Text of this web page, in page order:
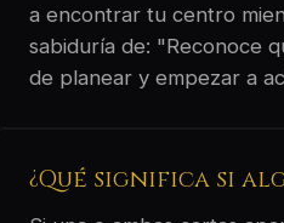
a encontrar tu centro
sabiduría de: "Reconoce
de planear y empezar a
¿Qué significa si